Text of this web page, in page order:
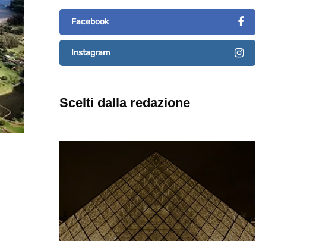
Facebook
Instagram
Scelti dalla redazione